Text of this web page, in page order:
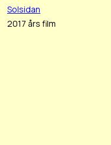
Solsidan
2017 års film